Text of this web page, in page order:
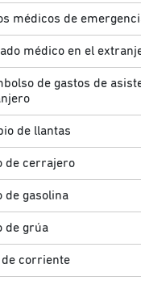
médicos de
médico en el
de gastos de
de llantas
de cerrajero
de gasolina
de grúa
de corriente